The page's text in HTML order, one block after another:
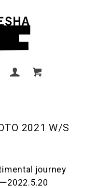
2021 W/S
journey
2022.5.20